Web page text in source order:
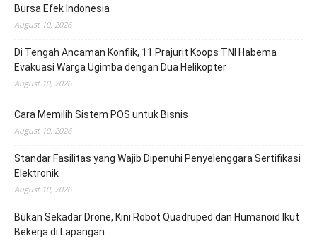
Bursa Efek Indonesia
August 10, 2026
Di Tengah Ancaman Konflik, 11 Prajurit Koops TNI Habema
Evakuasi Warga Ugimba dengan Dua Helikopter
August 10, 2026
Cara Memilih Sistem POS untuk Bisnis
August 10, 2026
Standar Fasilitas yang Wajib Dipenuhi Penyelenggara Sertifikasi
Elektronik
August 10, 2026
Bukan Sekadar Drone, Kini Robot Quadruped dan Humanoid Ikut
Bekerja di Lapangan